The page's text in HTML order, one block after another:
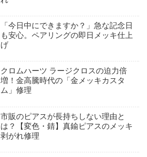
「今日中にできますか？」急な記念日
も安心。ペアリングの即日メッキ仕上
げ
クロムハーツ ラージクロスの迫力倍
増！金高騰時代の「金メッキカスタ
ム」修理
市販のピアスが長持ちしない理由と
は？【変色・錆】真鍮ピアスのメッキ
剥がれ修理